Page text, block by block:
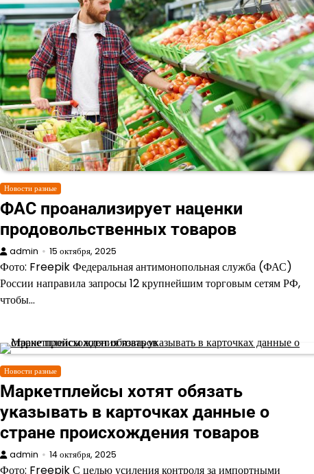
Новости разные
ФАС проанализирует наценки
продовольственных товаров
admin 15 октября, 2025
Фото: Freepik Федеральная антимонопольная служба (ФАС)
России направила запросы 12 крупнейшим торговым сетям РФ,
чтобы…
Новости разные
Маркетплейсы хотят обязать
указывать в карточках данные о
стране происхождения товаров
admin 14 октября, 2025
Фото: Freepik С целью усиления контроля за импортными